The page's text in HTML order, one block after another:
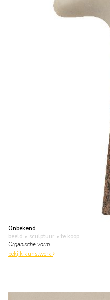
Onbekend
beeld • sculptuur • te koop
Organische vorm
bekijk kunstwerk